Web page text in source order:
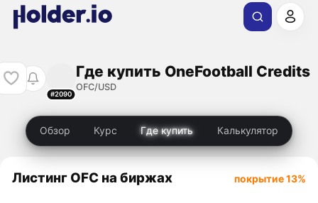
#2090
Где купить OneFootball Credits
OFC/USD
Обзор Курс Где купить Калькулятор
Листинг OFC на биржах покрытие 13%